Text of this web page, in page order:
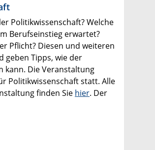
Politikwissenschaft? Welche
Berufseinstieg erwartet?
Pflicht? Diesen und weiteren
geben Tipps, wie der
kann. Die Veranstaltung
Politikwissenschaft statt. Alle
finden Sie hier. Der